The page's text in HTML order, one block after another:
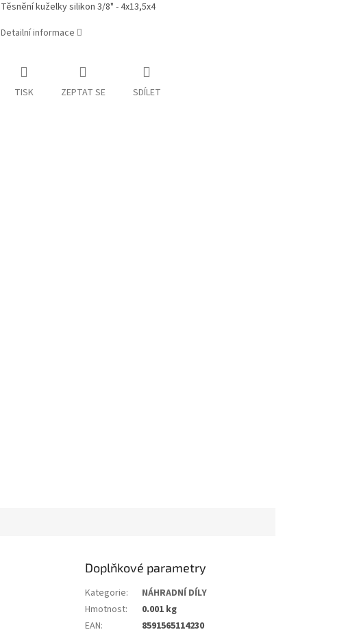
Těsnění kuželky silikon 3/8" - 4x13,5x4
Detailní informace
TISK ZEPTAT SE SDÍLET
Doplňkové parametry
Kategorie:
NÁHRADNÍ DÍLY
Hmotnost:
0.001 kg
EAN:
8591565114230